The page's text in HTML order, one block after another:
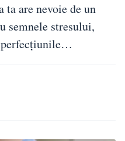
are nevoie de un
semnele stresului,